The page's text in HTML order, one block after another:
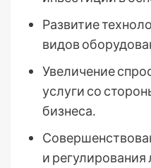
Развитие
видов
Увеличение
услуги со
бизнеса․
и регулирования